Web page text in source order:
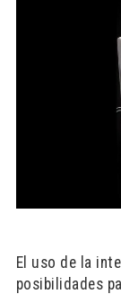
El uso de la
posibilidades